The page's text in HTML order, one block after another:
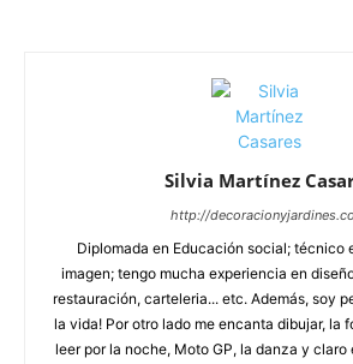
Silvia Martínez
http://
Diplomada en Educación social; técnico
imagen; tengo mucha experiencia en
restauración, carteleria... etc. Además, soy
la vida! Por otro lado me encanta dibujar, la
leer por la noche, Moto GP, la danza y claro